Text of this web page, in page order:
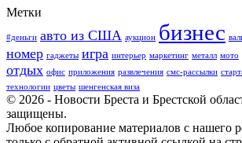
Метки
#деньги авто из США аукцион бизнес
номер гаджеты игра интерьер маркетинг металл мото
отдых офис приложения развлечения смс-рассылки
технологии цветы шенгенская виза
© 2026 - Новости Бреста и Брестской
защищены.
Любое копирование материалов с нашего